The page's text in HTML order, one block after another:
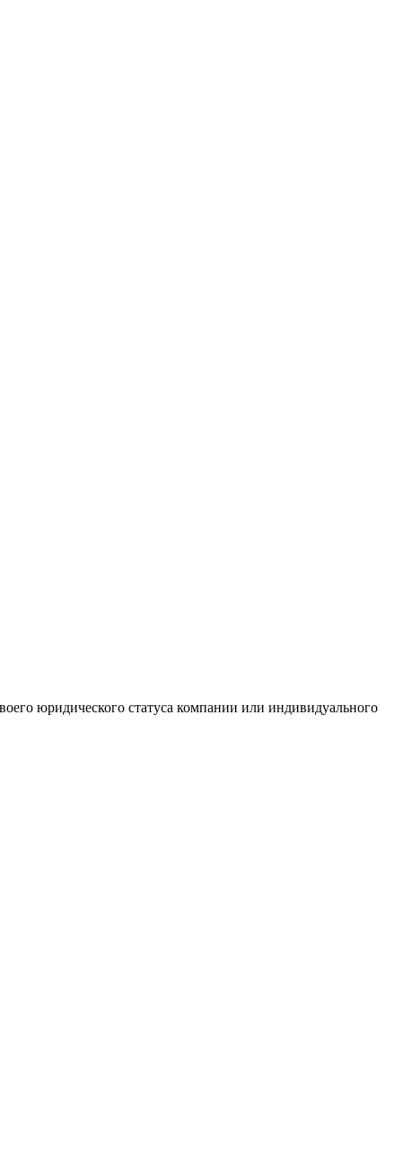
юридического статуса компании или индивидуального